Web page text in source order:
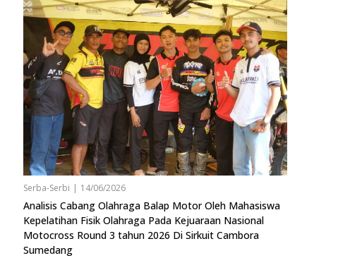
Serba-Serbi | 14/06/2026
Analisis Cabang Olahraga Balap Motor Oleh Mahasiswa
Kepelatihan Fisik Olahraga Pada Kejuaraan Nasional
Motocross Round 3 tahun 2026 Di Sirkuit Cambora
Sumedang